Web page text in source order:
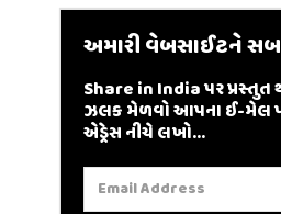
અમારી વેબસાઈટને
Share in India પર પ્રસ્તુત
ઝલક મેળવો આપના ઈ-મેલ
એડ્રેસ નીચે લખો...
Email
Address